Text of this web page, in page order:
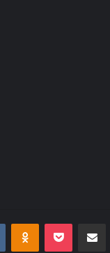
VKontakteOdnoklassniki
Pocket